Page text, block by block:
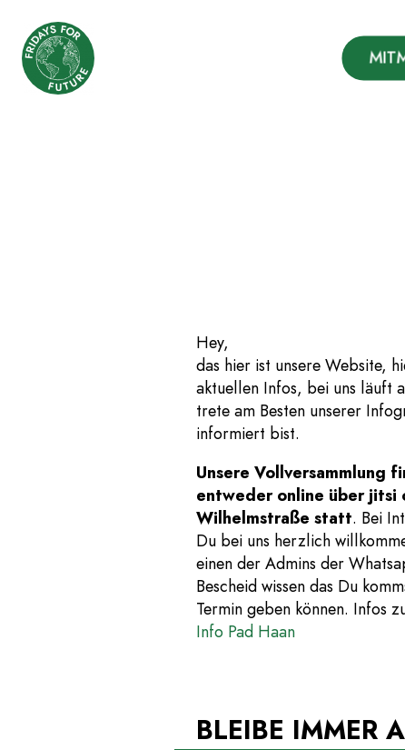
Fridays for Future
Deutschland
Hey,
das hier ist unsere Website,
aktuellen Infos, bei uns läuft
trete am Besten unserer
informiert bist.
Unsere Vollversammlung
entweder online über jitsi
Wilhelmstraße statt. Bei
Du bei uns herzlich
einen der Admins der
Bescheid wissen das Du
Termin geben können. Infos
Info Pad Haan
BLEIBE IMMER